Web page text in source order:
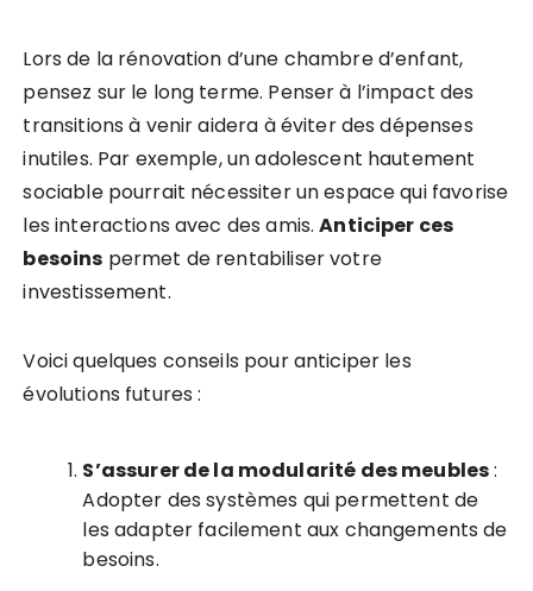
Lors de la rénovation d’une chambre d’enfant,
pensez sur le long terme. Penser à l’impact des
transitions à venir aidera à éviter des dépenses
inutiles. Par exemple, un adolescent hautement
sociable pourrait nécessiter un espace qui favorise
les interactions avec des amis.Anticiper ces
besoins permet de rentabiliser votre
investissement.
Voici quelques conseils pour anticiper les
évolutions futures :
S’assurer de la modularité des meubles:
Adopter des systèmes qui permettent de
les adapter facilement aux changements de
besoins.